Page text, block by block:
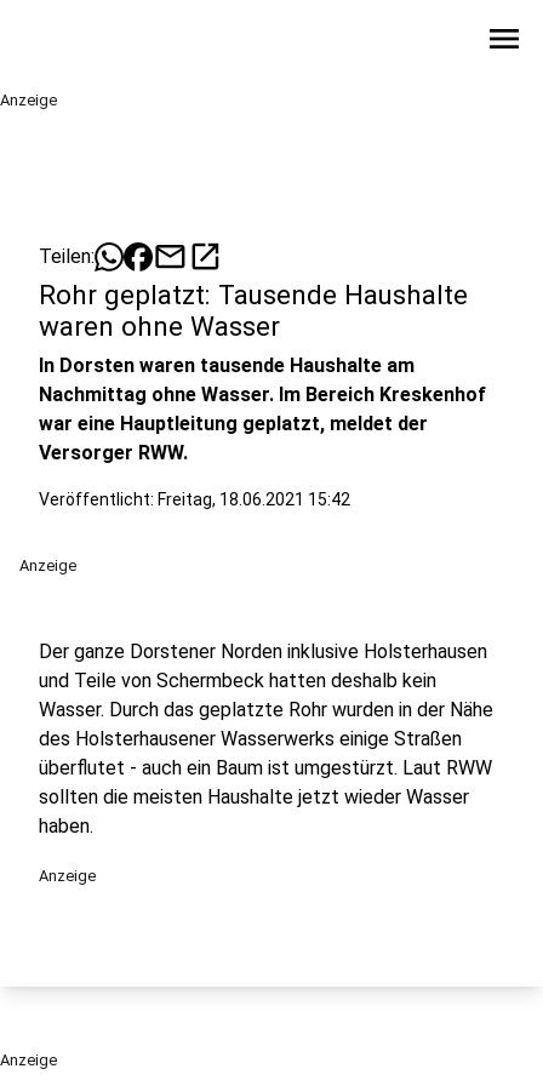
menu
Anzeige
Teilen: mailopen_in_new
Rohr geplatzt: Tausende Haushalte
waren ohne Wasser
In Dorsten waren tausende Haushalte am
Nachmittag ohne Wasser. Im Bereich Kreskenhof
war eine Hauptleitung geplatzt, meldet der
Versorger RWW.
Veröffentlicht: Freitag, 18.06.2021 15:42
Anzeige
Der ganze Dorstener Norden inklusive Holsterhausen
und Teile von Schermbeck hatten deshalb kein
Wasser. Durch das geplatzte Rohr wurden in der Nähe
des Holsterhausener Wasserwerks einige Straßen
überflutet - auch ein Baum ist umgestürzt. Laut RWW
sollten die meisten Haushalte jetzt wieder Wasser
haben.
Anzeige
Anzeige